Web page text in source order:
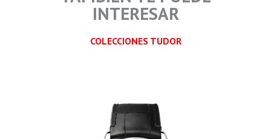
INTERESAR
COLECCIONES TUDOR